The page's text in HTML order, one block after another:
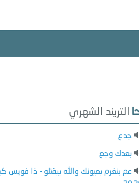
التريند الشهري
جدع
بعدك وجع
عم بنغرم بعيونك والله بيقتلو - ذا فويس